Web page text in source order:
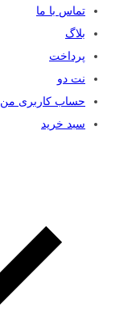
تماس با ما
بلاگ
پرداخت
نت دو
حساب کاربری من
سبد خرید